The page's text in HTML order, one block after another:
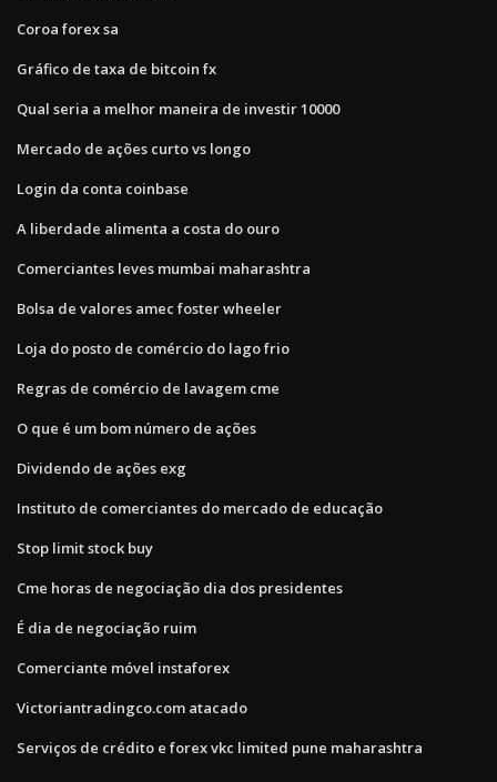
Coroa forex sa
Gráfico de taxa de bitcoin fx
Qual seria a melhor maneira de investir 10000
Mercado de ações curto vs longo
Login da conta coinbase
A liberdade alimenta a costa do ouro
Comerciantes leves mumbai maharashtra
Bolsa de valores amec foster wheeler
Loja do posto de comércio do lago frio
Regras de comércio de lavagem cme
O que é um bom número de ações
Dividendo de ações exg
Instituto de comerciantes do mercado de educação
Stop limit stock buy
Cme horas de negociação dia dos presidentes
É dia de negociação ruim
Comerciante móvel instaforex
Victoriantradingco.com atacado
Serviços de crédito e forex vkc limited pune maharashtra